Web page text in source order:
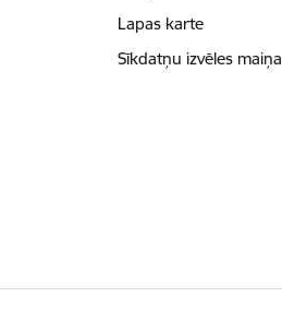
Lapas karte
Sīkdatņu izvēles maiņa